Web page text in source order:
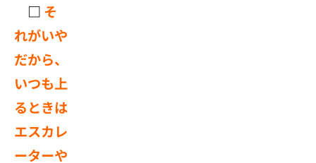
□ そ
れがいや
だから、
いつも上
るときは
エスカレ
ーターや